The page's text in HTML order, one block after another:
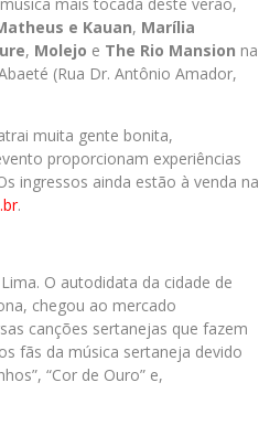
e Kauan, Marília
, Molejo e The Rio Mansion na
(Rua Dr. Antônio Amador,
muita gente bonita,
proporcionam experiências
ingressos ainda estão à venda na
.
O autodidata da cidade de
chegou ao mercado
canções sertanejas que fazem
fãs da música sertaneja devido
“Cor de Ouro” e,